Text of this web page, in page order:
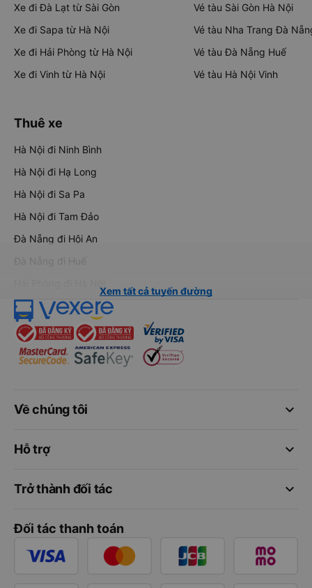
Xe đi Đà Lạt từ Sài Gòn
Xe đi Sapa từ Hà Nội
Xe đi Hải Phòng từ Hà Nội
Xe đi Vinh từ Hà Nội
Vé tàu Sài Gòn Hà Nội
Vé tàu Nha Trang Đà
Vé tàu Đà Nẵng Huế
Vé tàu Hà Nội Vinh
Thuê xe
Hà Nội đi Ninh Bình
Hà Nội đi Hạ Long
Hà Nội đi Sa Pa
Hà Nội đi Tam Đảo
Đà Nẵng đi Hội An
Đà Nẵng đi Huế
Xem tất cả tuyến đường
keyboard_arrow_down
Về chúng tôi
keyboard_arrow_down
Hỗ trợ
keyboard_arrow_down
Trở thành đối tác
Đối tác thanh toán